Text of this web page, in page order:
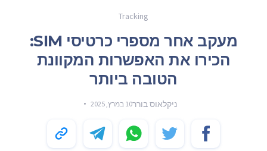
Tracking
מעקב אחר מספרי כרטיסי SIM:
הכירו את האפשרות המקוונת
הטובה ביותר
ניקלאוס בורר10 במרץ, 2025